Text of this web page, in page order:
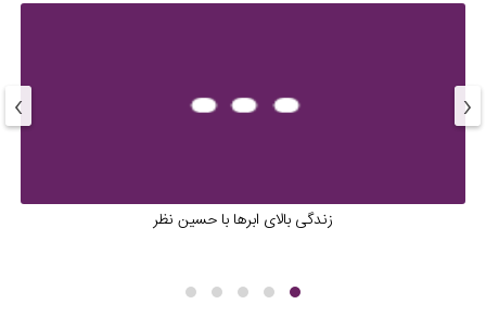
زندگی بالای ابرها با حسین نظر
‹
›